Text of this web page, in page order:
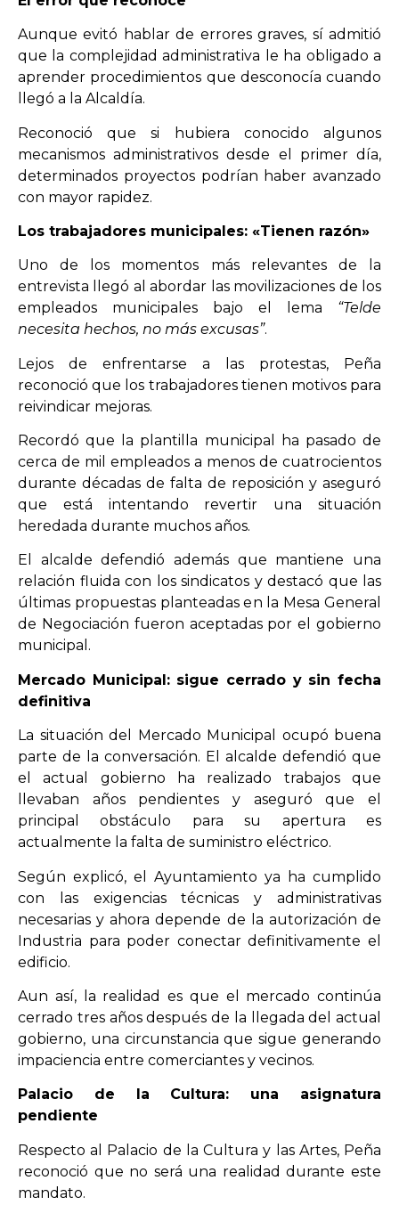
Aunque evitó hablar de errores graves, sí admitió
que la complejidad administrativa le ha obligado a
aprender procedimientos que desconocía cuando
llegó a la Alcaldía.
Reconoció que si hubiera conocido algunos
mecanismos administrativos desde el primer día,
determinados proyectos podrían haber avanzado
con mayor rapidez.
Los trabajadores municipales: «Tienen razón»
Uno de los momentos más relevantes de la
entrevista llegó al abordar las movilizaciones de los
empleados municipales bajo el lema “Telde
necesita hechos, no más excusas”.
Lejos de enfrentarse a las protestas, Peña
reconoció que los trabajadores tienen motivos para
reivindicar mejoras.
Recordó que la plantilla municipal ha pasado de
cerca de mil empleados a menos de cuatrocientos
durante décadas de falta de reposición y aseguró
que está intentando revertir una situación
heredada durante muchos años.
El alcalde defendió además que mantiene una
relación fluida con los sindicatos y destacó que las
últimas propuestas planteadas en la Mesa General
de Negociación fueron aceptadas por el gobierno
municipal.
Mercado Municipal: sigue cerrado y sin fecha
definitiva
La situación del Mercado Municipal ocupó buena
parte de la conversación. El alcalde defendió que
el actual gobierno ha realizado trabajos que
llevaban años pendientes y aseguró que el
principal obstáculo para su apertura es
actualmente la falta de suministro eléctrico.
Según explicó, el Ayuntamiento ya ha cumplido
con las exigencias técnicas y administrativas
necesarias y ahora depende de la autorización de
Industria para poder conectar definitivamente el
edificio.
Aun así, la realidad es que el mercado continúa
cerrado tres años después de la llegada del actual
gobierno, una circunstancia que sigue generando
impaciencia entre comerciantes y vecinos.
Palacio de la Cultura: una asignatura
pendiente
Respecto al Palacio de la Cultura y las Artes, Peña
reconoció que no será una realidad durante este
mandato.